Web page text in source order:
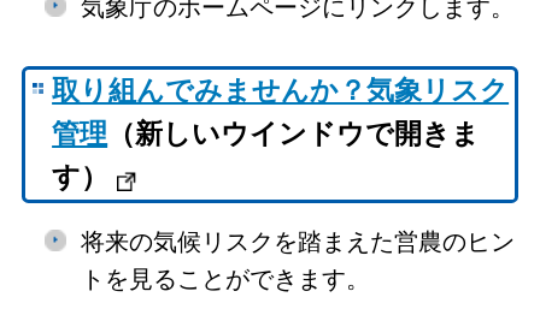
気象庁のホームページにリンクします。
取り組んでみませんか？気象リスク
管理 （新しいウインドウで開きま
す）
将来の気候リスクを踏まえた営農のヒン
トを見ることができます。